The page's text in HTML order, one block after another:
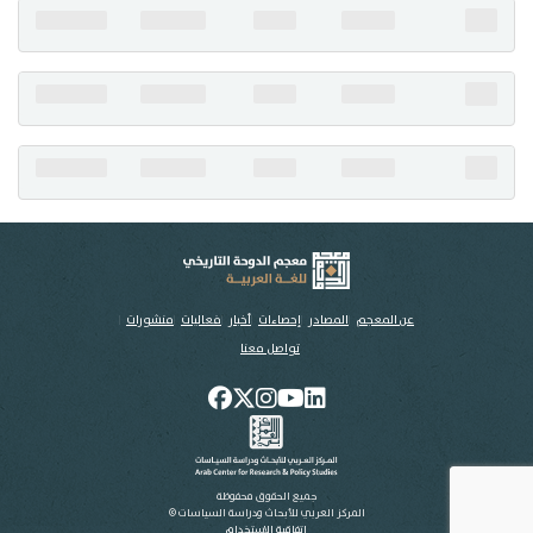
عن المعجم المصادر إحصاءات أخبار فعاليات منشورات
تواصل معنا
جميع الحقوق محفوظة
المركز العربي للأبحاث ودراسة السياسات ©